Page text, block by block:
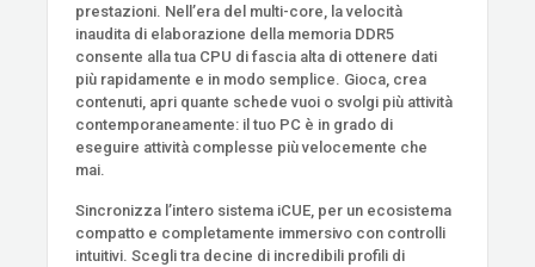
prestazioni. Nell’era del multi-core, la velocità
inaudita di elaborazione della memoria DDR5
consente alla tua CPU di fascia alta di ottenere dati
più rapidamente e in modo semplice. Gioca, crea
contenuti, apri quante schede vuoi o svolgi più attività
contemporaneamente: il tuo PC è in grado di
eseguire attività complesse più velocemente che
mai.
Sincronizza l’intero sistema iCUE, per un ecosistema
compatto e completamente immersivo con controlli
intuitivi. Scegli tra decine di incredibili profili di